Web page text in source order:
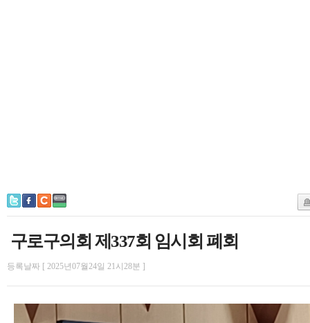
구로구의회 제337회 임시회 폐회
등록날짜 [ 2025년07월24일 21시28분 ]